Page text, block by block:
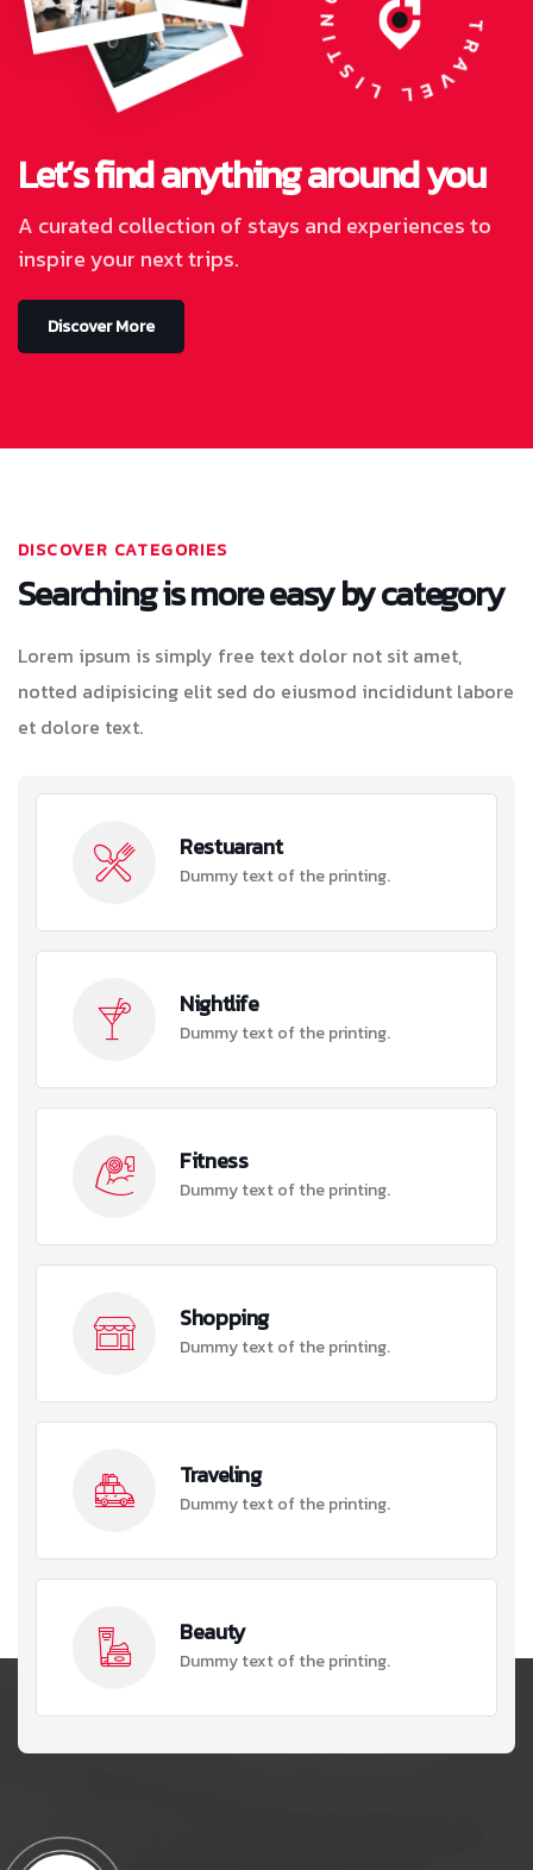
Let’s find anything around you
A curated collection of stays and experiences to
inspire your next trips.
Discover More
DISCOVER CATEGORIES
Searching is more easy by category
Lorem ipsum is simply free text dolor not sit amet,
notted adipisicing elit sed do eiusmod incididunt labore
et dolore text.
Restuarant
Dummy text of the printing.
Nightlife
Dummy text of the printing.
Fitness
Dummy text of the printing.
Shopping
Dummy text of the printing.
Traveling
Dummy text of the printing.
Beauty
Dummy text of the printing.